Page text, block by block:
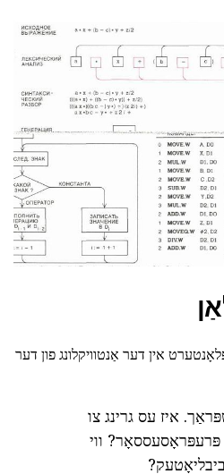
אין דער אַנטוויקלונג פון דער
איז עס גרינג צו
פּרעפּראָסעססאָר? ווי